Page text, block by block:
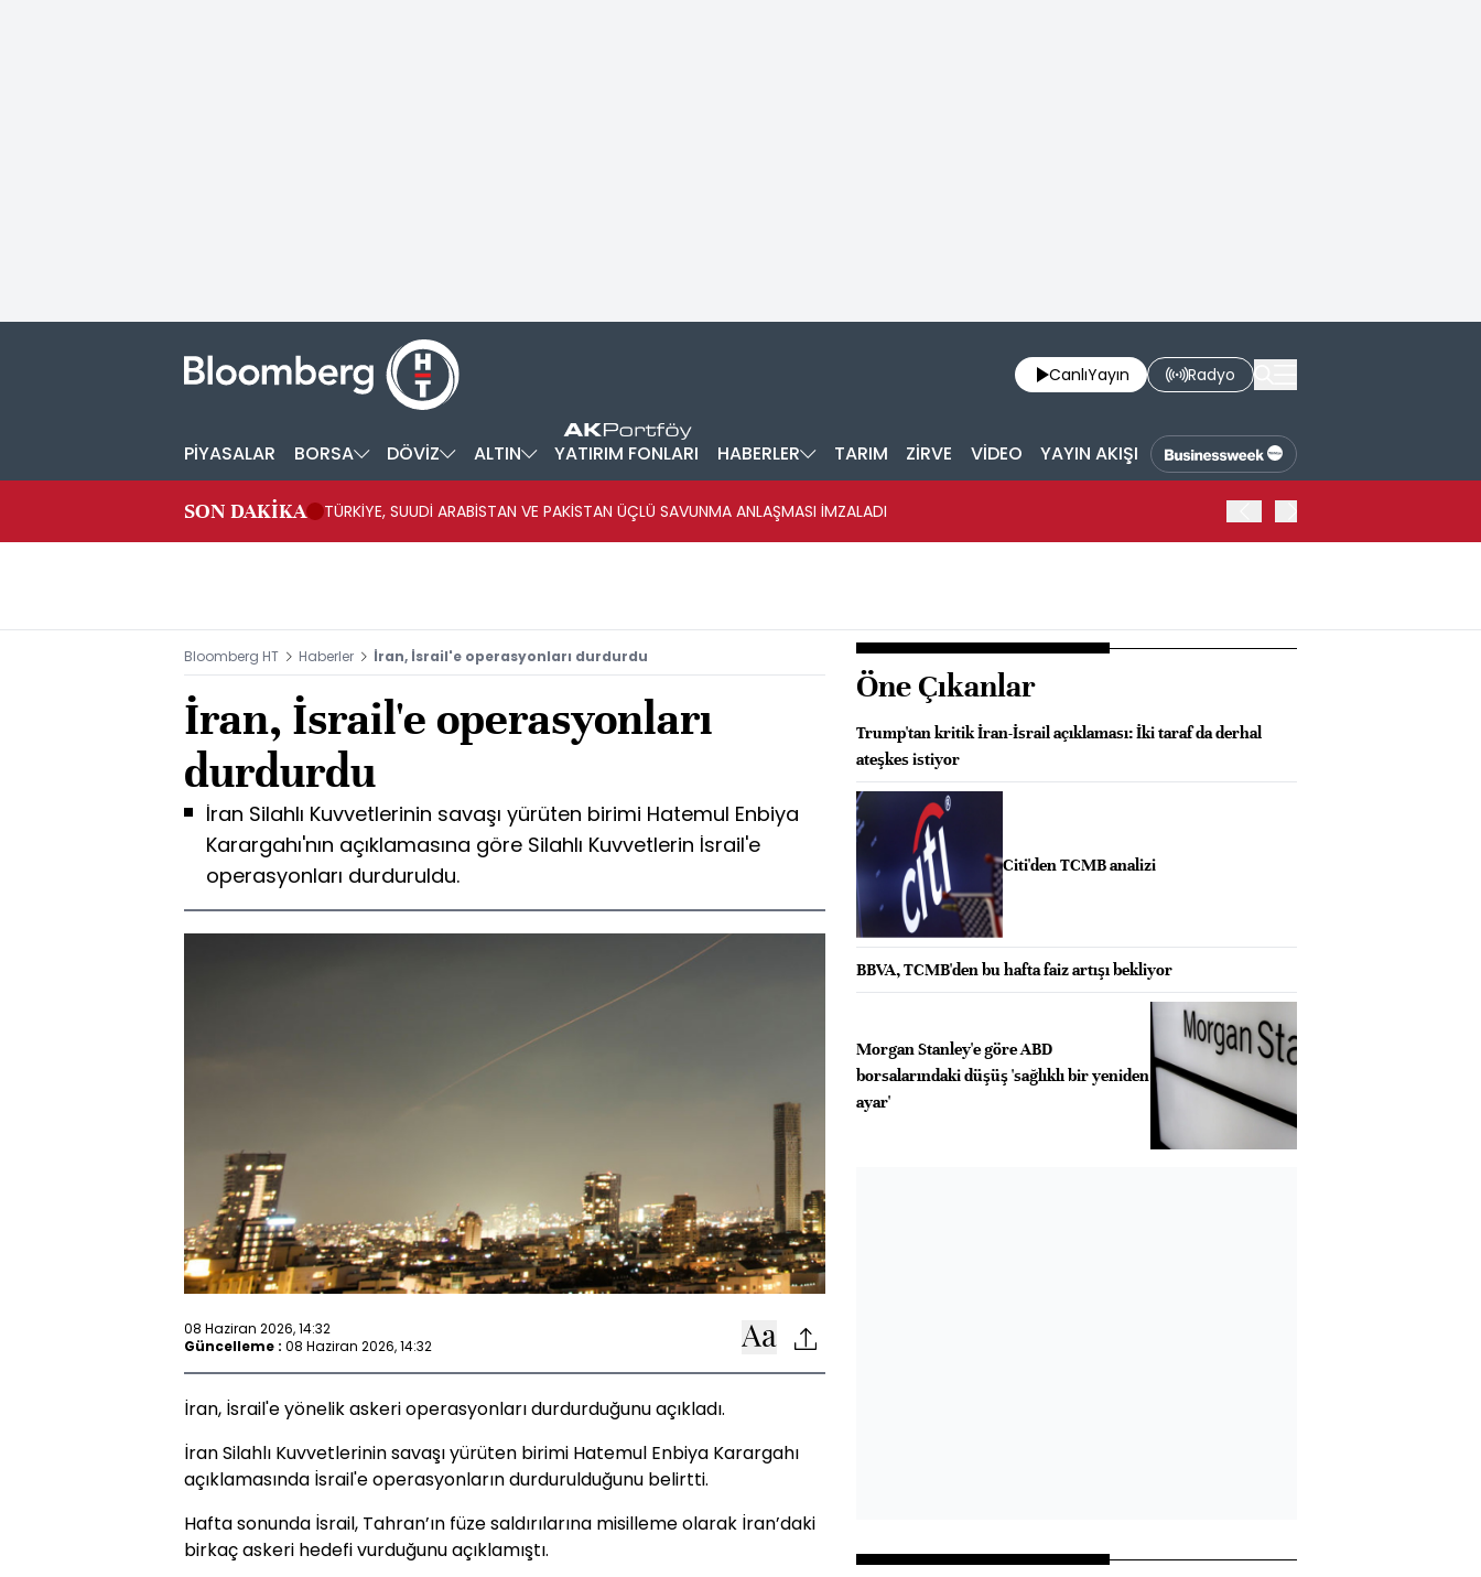
CanlıYayın Radyo
PİYASALAR BORSA DÖVİZ ALTIN YATIRIM FONLARI HABERLER TARIM ZİRVE VİDEO YAYIN AKIŞI
SON DAKİKA TÜRKİYE, SUUDİ ARABİSTAN VE PAKİSTAN ÜÇLÜ SAVUNMA ANLAŞMASI İMZALADI
Bloomberg HT Haberler İran, İsrail'e operasyonları durdurdu
İran, İsrail'e operasyonları
durdurdu
İran Silahlı Kuvvetlerinin savaşı yürüten birimi Hatemul Enbiya
Karargahı'nın açıklamasına göre Silahlı Kuvvetlerin İsrail'e
operasyonları durduruldu.
08 Haziran 2026, 14:32
Güncelleme : 08 Haziran 2026, 14:32
İran, İsrail'e yönelik askeri operasyonları durdurduğunu açıkladı.
İran Silahlı Kuvvetlerinin savaşı yürüten birimi Hatemul Enbiya Karargahı
açıklamasında İsrail'e operasyonların durdurulduğunu belirtti.
Hafta sonunda İsrail, Tahran’ın füze saldırılarına misilleme olarak İran’daki
birkaç askeri hedefi vurduğunu açıklamıştı.
Öne Çıkanlar
Trump'tan kritik İran-İsrail açıklaması: İki taraf da derhal
ateşkes istiyor
Citi'den TCMB analizi
BBVA, TCMB'den bu hafta faiz artışı bekliyor
Morgan Stanley'e göre ABD
borsalarındaki düşüş 'sağlıklı bir yeniden
ayar'